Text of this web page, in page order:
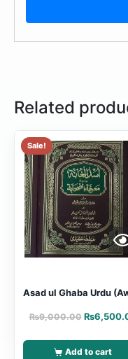
Related
Sale!
Asad ul Ghaba Urdu
₨9,000.00 ₨
Add to cart